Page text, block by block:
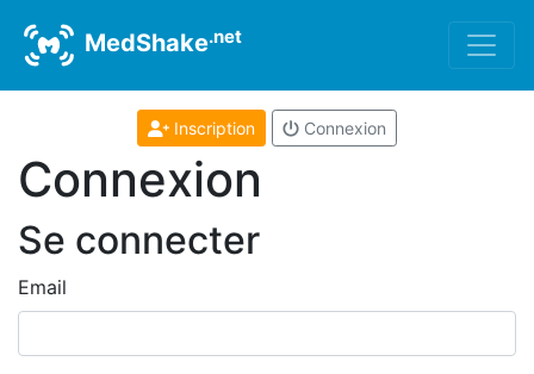
MedShake.net
Inscription Connexion
Connexion
Se connecter
Email